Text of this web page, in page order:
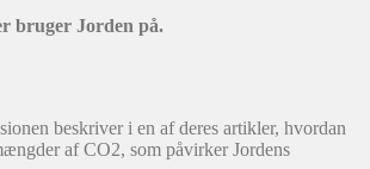
bruger Jorden på.
beskriver i en af deres artikler, hvordan
af CO2, som påvirker Jordens